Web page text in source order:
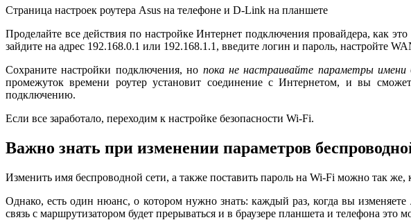
Страница настроек роутера Asus на телефоне и D-Link на планшете
Проделайте все действия по настройке Интернет подключения провайдера, как
зайдите на адрес 192.168.0.1 или 192.168.1.1, введите логин и пароль, настройте
Сохраните настройки подключения, но пока не настраивайте параметры имени
промежуток времени роутер установит соединение с Интернетом, и вы
подключению.
Если все заработало, переходим к настройке безопасности Wi-Fi.
Важно знать при изменении параметров
Изменить имя беспроводной сети, а также поставить пароль на Wi-Fi можно так
Однако, есть один нюанс, о котором нужно знать: каждый раз, когда вы изменяете
связь с маршрутизатором будет прерываться и в браузере планшета и телефона